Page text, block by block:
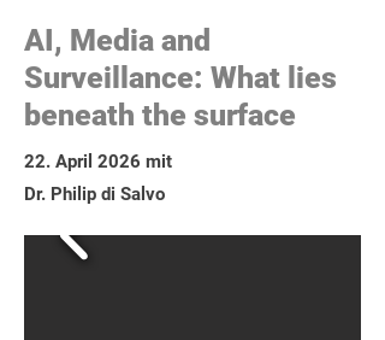
AI, Media and
Surveillance: What lies
beneath the surface
22. April 2026 mit
Dr. Philip di Salvo